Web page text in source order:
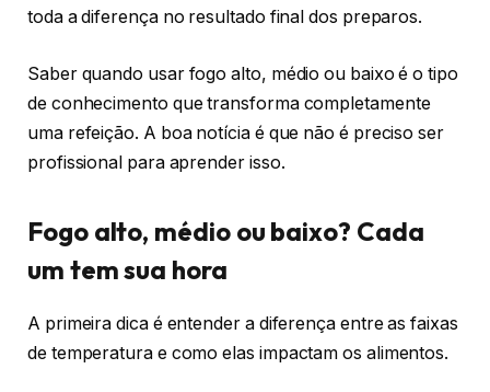
toda a diferença no resultado final dos preparos.
Saber quando usar fogo alto, médio ou baixo é o tipo
de conhecimento que transforma completamente
uma refeição. A boa notícia é que não é preciso ser
profissional para aprender isso.
Fogo alto, médio ou baixo? Cada
um tem sua hora
A primeira dica é entender a diferença entre as faixas
de temperatura e como elas impactam os alimentos.